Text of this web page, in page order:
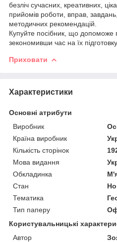
безліч сучасних, креативних,
прийомів роботи, вправ,
методичних рекомендацій.
Купуйте посібник, що допоможе
зекономивши час на їх
Приховати
Характеристики
Основні атрибути
Виробник
Країна виробник
Кількість сторінок
Мова видання
Обкладинка
Стан
Тематика
Тип паперу
Користувальницькі
Автор